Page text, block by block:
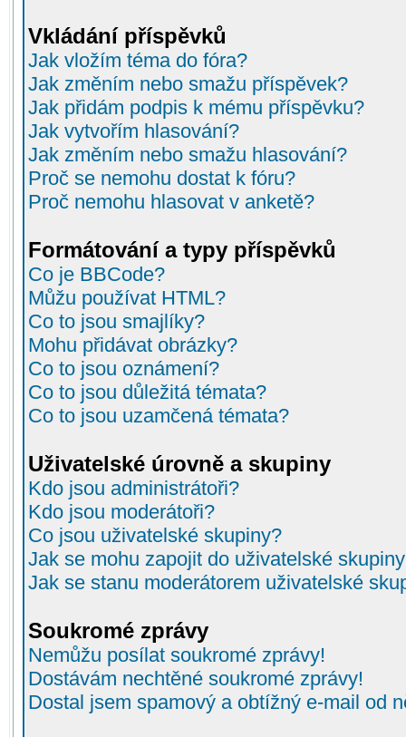
Vkládání příspěvků
Jak vložím téma do fóra?
Jak změním nebo smažu příspěvek?
Jak přidám podpis k mému příspěvku?
Jak vytvořím hlasování?
Jak změním nebo smažu hlasování?
Proč se nemohu dostat k fóru?
Proč nemohu hlasovat v anketě?
Formátování a typy příspěvků
Co je BBCode?
Můžu používat HTML?
Co to jsou smajlíky?
Mohu přidávat obrázky?
Co to jsou oznámení?
Co to jsou důležitá témata?
Co to jsou uzamčená témata?
Uživatelské úrovně a skupiny
Kdo jsou administrátoři?
Kdo jsou moderátoři?
Co jsou uživatelské skupiny?
Jak se mohu zapojit do uživatelské
Jak se stanu moderátorem uživatelské
Soukromé zprávy
Nemůžu posílat soukromé zprávy!
Dostávám nechtěné soukromé zprávy!
Dostal jsem spamový a obtížný e-mail od